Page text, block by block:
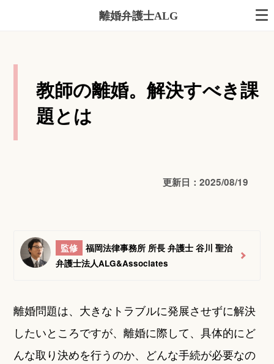
離婚弁護士ALG
教師の離婚。解決すべき課
題とは
更新日：2025/08/19
監修
福岡法律事務所 所長 弁護士 谷川 聖治
弁護士法人ALG&Associates
離婚問題は、大きなトラブルに発展させずに解決
したいところですが、離婚に際して、具体的にど
んな取り決めを行うのか、どんな手続が必要なの